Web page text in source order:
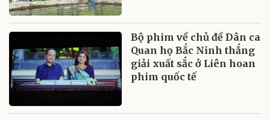
Bộ phim về chủ đề Dân ca
Quan họ Bắc Ninh thắng
giải xuất sắc ở Liên hoan
phim quốc tế